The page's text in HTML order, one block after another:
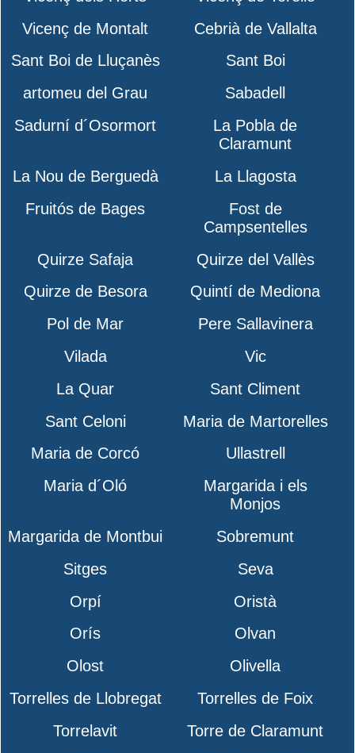
Vicenç de Montalt
Cebrià de Vallalta
Sant Boi de Lluçanès
Sant Boi
artomeu del Grau
Sabadell
Sadurní d´Osormort
La Pobla de
Claramunt
La Nou de Berguedà
La Llagosta
Fruitós de Bages
Fost de
Campsentelles
Quirze Safaja
Quirze del Vallès
Quirze de Besora
Quintí de Mediona
Pol de Mar
Pere Sallavinera
Vilada
Vic
La Quar
Sant Climent
Sant Celoni
Maria de Martorelles
Maria de Corcó
Ullastrell
Maria d´Oló
Margarida i els
Monjos
Margarida de Montbui
Sobremunt
Sitges
Seva
Orpí
Oristà
Orís
Olvan
Olost
Olivella
Torrelles de Llobregat
Torrelles de Foix
Torrelavit
Torre de Claramunt